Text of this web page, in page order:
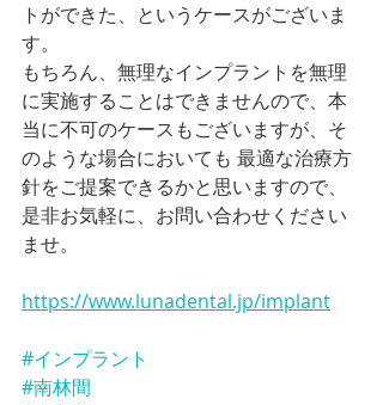
トができた、というケースがございま
す。
もちろん、無理なインプラントを無理
に実施することはできませんので、本
当に不可のケースもございますが、そ
のような場合においても 最適な治療方
針をご提案できるかと思いますので、
是非お気軽に、お問い合わせください
ませ。
https://www.lunadental.jp/implant
#インプラント
#南林間